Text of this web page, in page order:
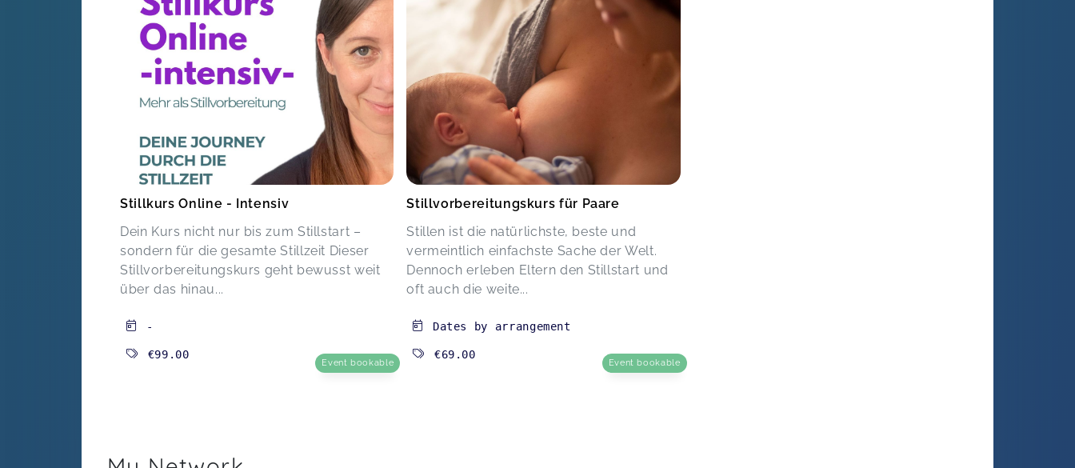
Stillkurs Online - Intensiv
Dein Kurs nicht nur bis zum Stillstart –
sondern für die gesamte Stillzeit Dieser
Stillvorbereitungskurs geht bewusst weit
über das hinau...
-
€99.00
Event bookable
Stillvorbereitungskurs für Paare
Stillen ist die natürlichste, beste und
vermeintlich einfachste Sache der Welt.
Dennoch erleben Eltern den Stillstart und
oft auch die weite...
Dates by arrangement
€69.00
Event bookable